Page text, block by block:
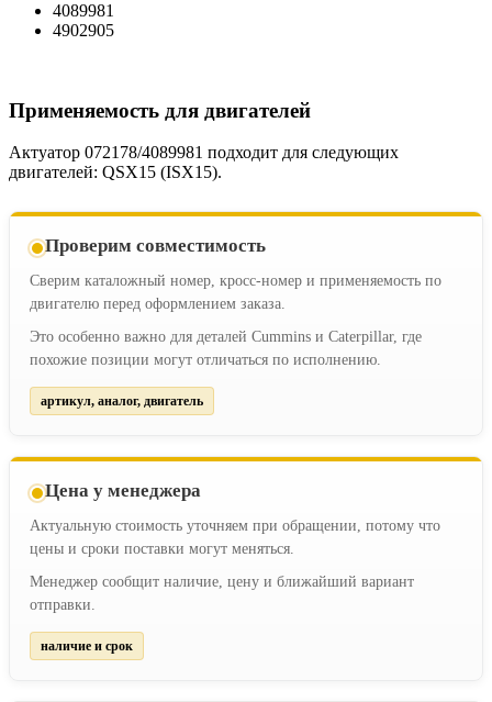
4089981
4902905
Применяемость для двигателей
Актуатор 072178/4089981 подходит для следующих
двигателей: QSX15 (ISX15).
Проверим совместимость
Сверим каталожный номер, кросс-номер и применяемость по
двигателю перед оформлением заказа.
Это особенно важно для деталей Cummins и Caterpillar, где
похожие позиции могут отличаться по исполнению.
артикул, аналог, двигатель
Цена у менеджера
Актуальную стоимость уточняем при обращении, потому что
цены и сроки поставки могут меняться.
Менеджер сообщит наличие, цену и ближайший вариант
отправки.
наличие и срок